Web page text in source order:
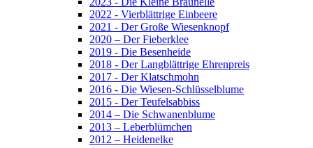
2022 - Vierblättrige Einbeere
2021 - Der Große Wiesenknopf
2020 – Der Fieberklee
2019 - Die Besenheide
2018 - Der Langblättrige Ehrenpreis
2017 - Der Klatschmohn
2016 - Die Wiesen-Schlüsselblume
2015 - Der Teufelsabbiss
2014 – Die Schwanenblume
2013 – Leberblümchen
2012 – Heidenelke